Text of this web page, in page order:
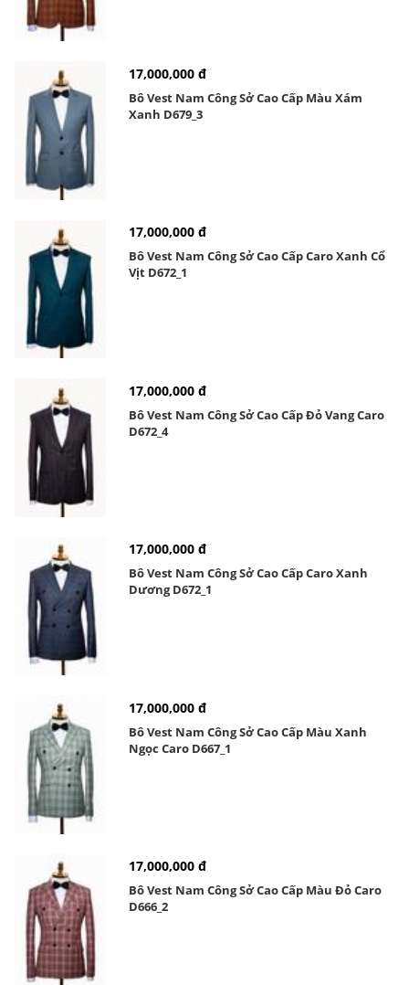
17,000,000 đ
Bô Vest Nam Công Sở Cao Cấp Màu Xám
Xanh D679_3
17,000,000 đ
Bô Vest Nam Công Sở Cao Cấp Caro Xanh Cổ
Vịt D672_1
17,000,000 đ
Bô Vest Nam Công Sở Cao Cấp Đỏ Vang Caro
D672_4
17,000,000 đ
Bô Vest Nam Công Sở Cao Cấp Caro Xanh
Dương D672_1
17,000,000 đ
Bô Vest Nam Công Sở Cao Cấp Màu Xanh
Ngọc Caro D667_1
17,000,000 đ
Bô Vest Nam Công Sở Cao Cấp Màu Đỏ Caro
D666_2